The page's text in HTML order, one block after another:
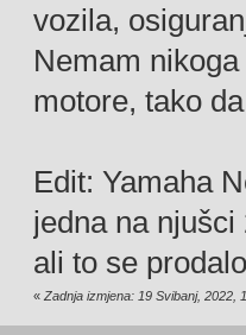
vozila,
Nemam
motore, tako
Edit: Yamaha
jedna na
ali to se
« Zadnja izmjena: 19 Svibanj, 2022,